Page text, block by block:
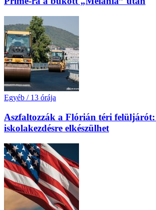
Egyéb / 13 órája
Aszfaltozzák a Flórián téri felüljárót:
iskolakezdésre elkészülhet